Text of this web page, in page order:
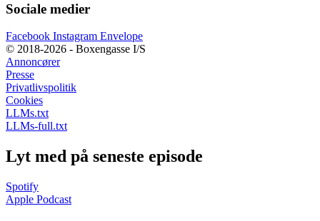
Sociale medier
Facebook Instagram Envelope
© 2018-2026 - Boxengasse I/S
Annoncører
Presse
Privatlivspolitik
Cookies
LLMs.txt
LLMs-full.txt
Lyt med på seneste episode
Spotify
Apple Podcast